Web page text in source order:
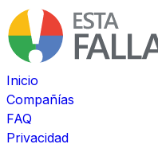
Inicio
Compañías
FAQ
Privacidad